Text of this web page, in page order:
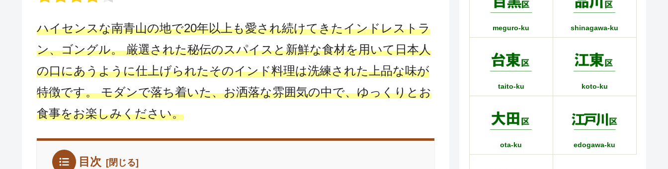
ハイセンスな南青山の地で20年以上も愛され続けてきたインドレストラ
ン、ゴングル。 厳選された秘伝のスパイスと新鮮な食材を用いて日本人
の口にあうように仕上げられたそのインド料理は洗練された上品な味が
特徴です。 モダンで落ち着いた、お洒落な雰囲気の中で、ゆっくりとお
食事をお楽しみください。
目次
meguro-ku shinagawa-ku
taito-ku koto-ku
ota-ku edogawa-ku